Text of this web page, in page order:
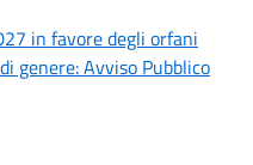
in favore degli orfani
genere: Avviso Pubblico